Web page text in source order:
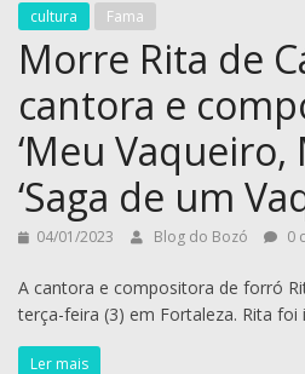
cultura Fama
Morre Rita de
cantora e
‘Meu Vaqueiro,
‘Saga de um
04/01/2023 Blog do Bozó 0
A cantora e compositora de forró
terça-feira (3) em Fortaleza. Rita
Ler mais